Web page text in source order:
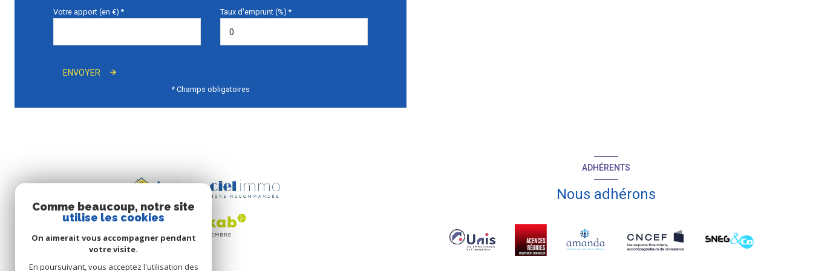
Votre apport (en €) * Taux d'emprunt (%) *
ENVOYER
* Champs obligatoires
ADHÉRENTS
Nous adhérons
Comme beaucoup, notre site
utilise les cookies
On aimerait vous accompagner pendant
votre visite.
En poursuivant, vous acceptez l'utilisation des